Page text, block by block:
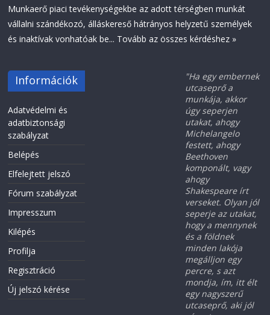
Munkaerő piaci tevékenységekbe az adott térségben munkát
vállalni szándékozó, álláskereső hátrányos helyzetű személyek
és inaktívak vonhatóak be... Tovább az összes kérdéshez »
Információk
Adatvédelmi és
adatbiztonsági
szabályzat
Belépés
Elfelejtett jelszó
Fórum szabályzat
Impresszum
Kilépés
Profilja
Regisztráció
Új jelszó kérése
"Ha egy embernek
utcaseprő a
munkája, akkor
úgy seperjen
utakat, ahogy
Michelangelo
festett, ahogy
Beethoven
komponált, vagy
ahogy
Shakespeare írt
verseket. Olyan jól
seperje az utakat,
hogy a mennynek
és a földnek
minden lakója
megálljon egy
percre, s azt
mondja, ím, itt élt
egy nagyszerű
utcaseprő, aki jól